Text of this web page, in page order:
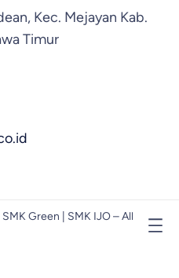
Kec. Mejayan Kab.
Timur
Green | SMK IJO – All